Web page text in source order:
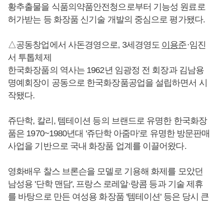
황추출물을 식품의약품안전청으로부터 기능성 원료로
허가받는 등 화장품 신기술 개발의 중심으로 평가됐다.
△공동창업에서 사돈경영으로, 3세경영도 이용준·임진
서 투톱체제
한국화장품의 역사는 1962년 임광정 전 회장과 김남용
명예회장이 공동으로 한국화장품공업을 설립하면서 시
작됐다.
쥬단학, 칼리, 템테이션 등의 브랜드로 유명한 한국화장
품은 1970~1980년대 '쥬단학 아줌마'로 유명한 방문판매
사업을 기반으로 국내 화장품 업계를 이끌어왔다.
영화배우 찰스 브론슨을 모델로 기용해 화제를 모았던
남성용 '단학 맨담', 프랑스 로레알·랑콤 등과 기술 제휴
를 바탕으로 만든 여성용 화장품 '템테이션' 등은 당시 큰